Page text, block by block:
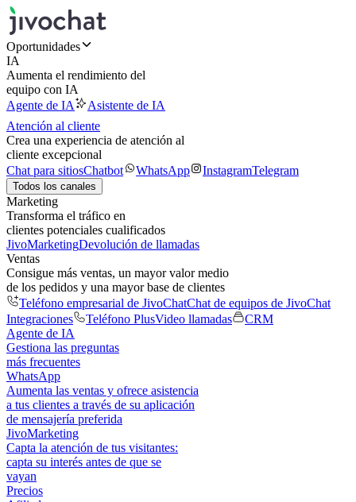
Oportunidades
IA
Aumenta el rendimiento del
equipo con IA
Agente de IA
Asistente de IA
Atención al cliente
Crea una experiencia de atención al
cliente excepcional
Chat para sitiosChatbot WhatsApp InstagramTelegram
Todos los canales
Marketing
Transforma el tráfico en
clientes potenciales cualificados
JivoMarketingDevolución de llamadas
Ventas
Consigue más ventas, un mayor valor medio
de los pedidos y una mayor base de clientes
Teléfono empresarial de JivoChatChat de equipos de JivoChat
Integraciones
Teléfono PlusVideo llamadas
CRM
Agente de IA
Gestiona las preguntas
más frecuentes
WhatsApp
Aumenta las ventas y ofrece asistencia
a tus clientes a través de su aplicación
de mensajería preferida
JivoMarketing
Capta la atención de tus visitantes:
capta su interés antes de que se
vayan
Precios